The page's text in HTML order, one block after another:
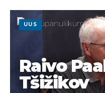
UUS
Raivo
Tšižikov